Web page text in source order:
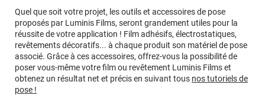
Quel que soit votre projet, les outils et accessoires de pose
proposés par Luminis Films, seront grandement utiles pour la
réussite de votre application ! Film adhésifs, électrostatiques,
revêtements décoratifs... à chaque produit son matériel de pose
associé. Grâce à ces accessoires, offrez-vous la possibilité de
poser vous-même votre film ou revêtement Luminis Films et
obtenez un résultat net et précis en suivant tous nos tutoriels de
pose !